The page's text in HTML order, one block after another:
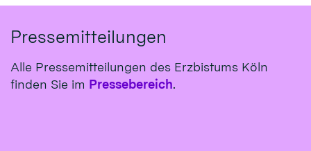
Pressemitteilungen
Alle Pressemitteilungen des Erzbistums Köln
finden Sie im Pressebereich.